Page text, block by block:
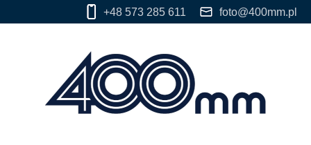
+48 573 285 611 foto@400mm.pl